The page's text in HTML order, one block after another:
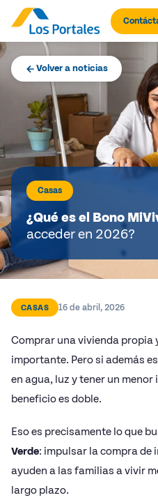
Volver a noticias
Casas
¿Qué es el Bono
acceder en 2026?
CASAS 16 de abril, 2026
Comprar una vivienda propia
importante. Pero si además
en agua, luz y tener un menor
beneficio es doble.
Eso es precisamente lo que
Verde: impulsar la compra de
ayuden a las familias a vivir
largo plazo.